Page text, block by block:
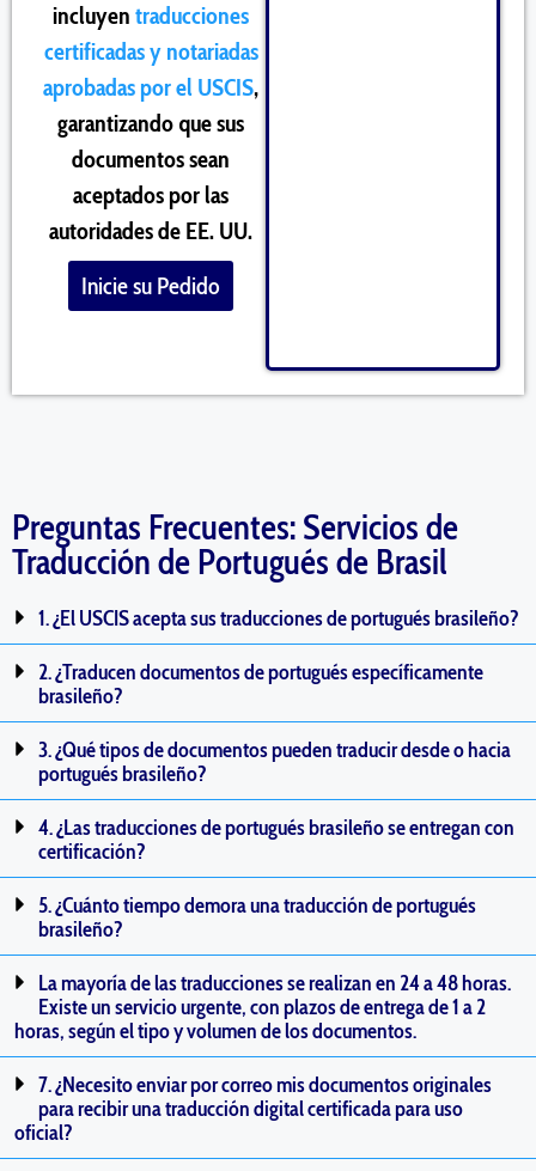
incluyentraducciones
certificadas y notariadas
aprobadas por el USCIS,
garantizando que sus
documentos sean
aceptados por las
autoridades de EE. UU.
Inicie su Pedido
Preguntas Frecuentes: Servicios de
Traducción de Portugués de Brasil
1. ¿El USCIS acepta sus traducciones de portugués brasileño?
2. ¿Traducen documentos de portugués específicamente
brasileño?
3. ¿Qué tipos de documentos pueden traducir desde o hacia
portugués brasileño?
4. ¿Las traducciones de portugués brasileño se entregan con
certificación?
5. ¿Cuánto tiempo demora una traducción de portugués
brasileño?
La mayoría de las traducciones se realizan en 24 a 48 horas.
Existe un servicio urgente, con plazos de entrega de 1 a 2
horas, según el tipo y volumen de los documentos.
7. ¿Necesito enviar por correo mis documentos originales
para recibir una traducción digital certificada para uso
oficial?